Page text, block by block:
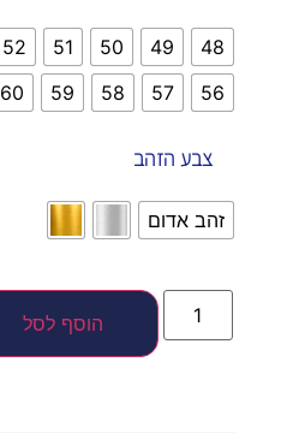
48
49
50
51
52
56
57
58
59
60
צבע הזהב
זהב אדום
הוסף לסל